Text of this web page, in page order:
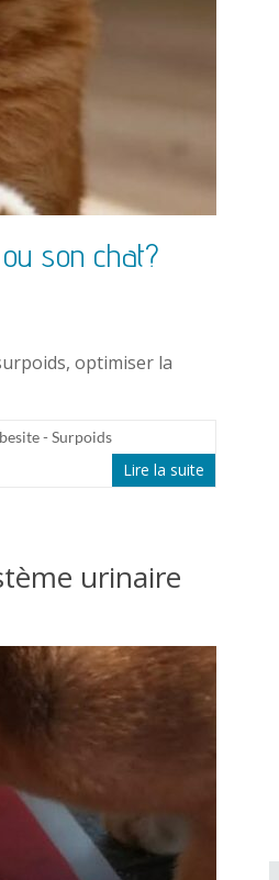
son chat?
optimiser la
- Surpoids
Lire la suite
urinaire